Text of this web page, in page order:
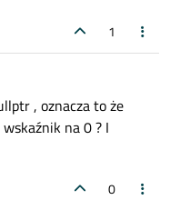
1
12:54
, oznacza to że
na 0 ? I
0